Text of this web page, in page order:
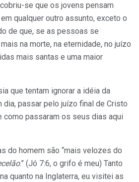
se que os jovens pensam
qualquer outro assunto, exceto o
de que, se as pessoas se
na morte, na eternidade, no juízo
mais santas e uma maior
que tentam ignorar a idéia da
dia, passar pelo juízo final de Cristo
como passaram os seus dias aqui
do homem são “mais velozes do
.” (Jó 7:6, o grifo é meu) Tanto
quanto na Inglaterra, eu visitei as